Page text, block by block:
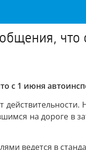
что
с 1 июня
на дороге в
ведется в